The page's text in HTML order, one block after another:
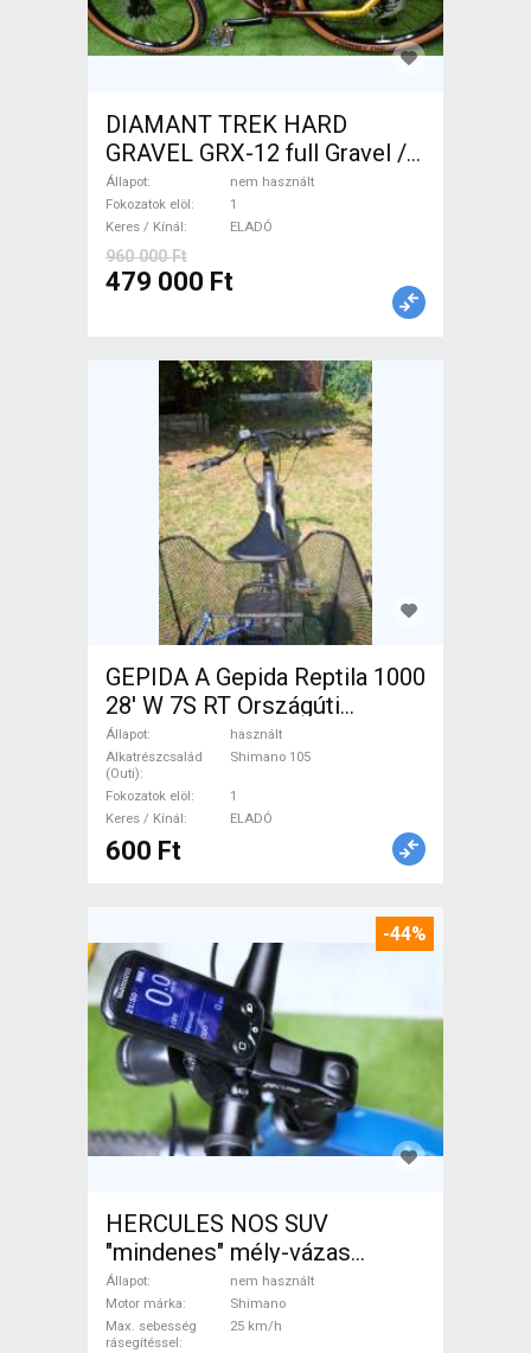
DIAMANT TREK HARD
GRAVEL GRX-12 full Gravel /
CX tárcsafék nem használt
ELADÓ
Állapot
nem használt
Fokozatok elöl
1
Keres / Kínál
ELADÓ
960 000 Ft
479 000 Ft
GEPIDA A Gepida Reptila 1000
28' W 7S RT Országúti
Shimano 105 használt ELADÓ
Állapot
használt
Alkatrészcsalád
(Outi)
Shimano 105
Fokozatok elöl
1
Keres / Kínál
ELADÓ
600 Ft
-44%
HERCULES NOS SUV
"mindenes" mély-vázas
Elektromos Trekking/cross
25 km/h Shimano nem
használt ELADÓ
Állapot
nem használt
Motor márka
Shimano
Max. sebesség
rásegítéssel
25 km/h